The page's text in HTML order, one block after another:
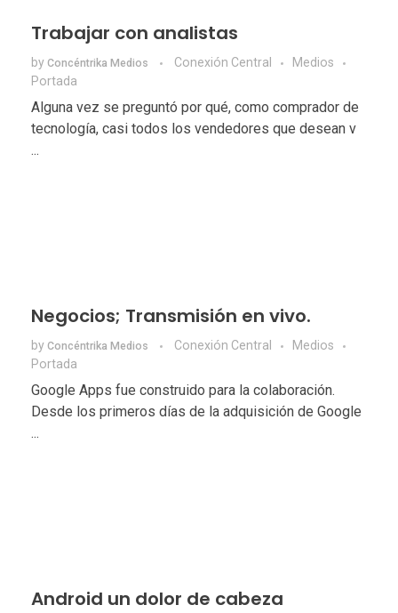
Trabajar con analistas
by Concéntrika Medios Conexión Central
Medios
Portada
Alguna vez se preguntó por qué, como comprador de
tecnología, casi todos los vendedores que desean v
...
Negocios; Transmisión en vivo.
by Concéntrika Medios Conexión Central
Medios
Portada
Google Apps fue construido para la colaboración.
Desde los primeros días de la adquisición de Google
...
Android un dolor de cabeza